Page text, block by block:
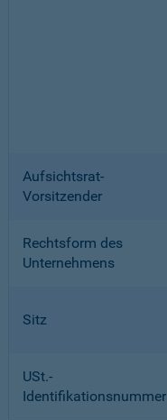
Aufsichtsrat-
Vorsitzender
Rechtsform des
Unternehmens
Sitz
USt.-
Identifikationsnummer